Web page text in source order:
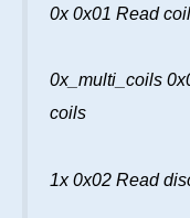
0x 0x01 Read
0x_multi_coils
coils
1x 0x02 Read